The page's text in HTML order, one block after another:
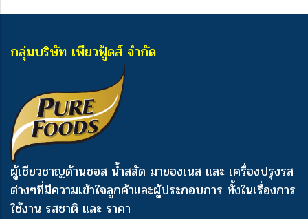
กลุ่มบริษัท เพียวฟู้ดส์ จำกัด
ผู้เชียวชาญด้านซอส น้ำสลัด มายองเนส และ เครื่องปรุงรส
ต่างๆที่มีความเข้าใจลูกค้าและผู้ประกอบการ ทั้งในเรื่องการ
ใช้งาน รสชาติ และ ราคา